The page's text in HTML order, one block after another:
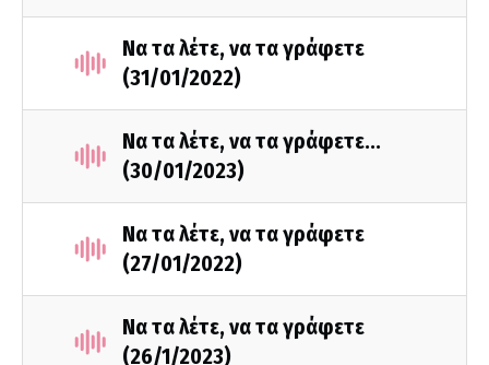
Να τα λέτε, να τα γράφετε
(31/01/2022)
Να τα λέτε, να τα γράφετε...
(30/01/2023)
Να τα λέτε, να τα γράφετε
(27/01/2022)
Να τα λέτε, να τα γράφετε
(26/1/2023)